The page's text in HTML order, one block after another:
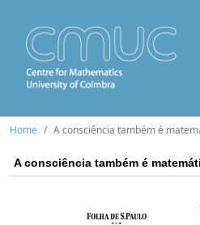
Home A consciência também é
A consciência também é